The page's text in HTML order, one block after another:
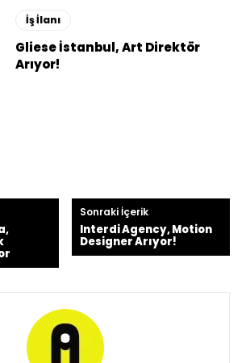
İş İlanı
Gliese İstanbul, Art Direktör
Arıyor!
Sonraki İçerik
Interdi Agency, Motion
Designer Arıyor!